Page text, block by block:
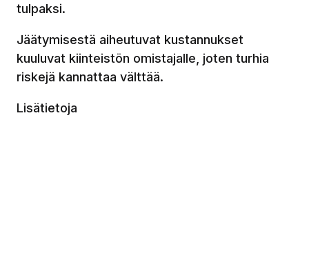
tulpaksi.
Jäätymisestä aiheutuvat kustannukset
kuuluvat kiinteistön omistajalle, joten turhia
riskejä kannattaa välttää.
Lisätietoja